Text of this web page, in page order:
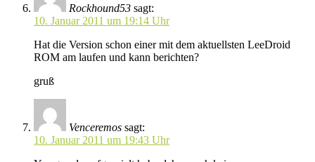
Rockhound53 sagt:
10. Januar 2011 um 19:14 Uhr
Hat die Version schon einer mit dem aktuellsten LeeDroid
ROM am laufen und kann berichten?
gruß
Venceremos sagt:
10. Januar 2011 um 19:43 Uhr